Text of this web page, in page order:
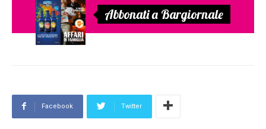
Abbonati a Bargiornale
Facebook Twitter